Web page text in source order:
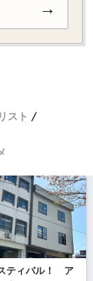
→
スト
ティバル！ ア